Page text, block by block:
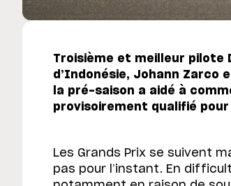
Troisième et meilleur pilote
d’Indonésie, Johann
la pré-saison a aidé à
provisoirement qualifié pour
Les Grands Prix se suivent
pas pour l’instant. En